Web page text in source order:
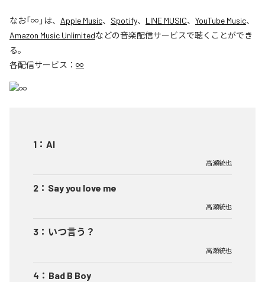
なお「∞ 」は、 Apple Music、 Spotify、 LINE MUSIC、 YouTube Music、
Amazon Music Unlimitedなどの音楽配信サービスで聴くことができ
る。
各配信サービス： ∞
1 ： AI
高瀬統也
2 ： Say you love me
高瀬統也
3 ： いつ言う？
高瀬統也
4 ： Bad B Boy